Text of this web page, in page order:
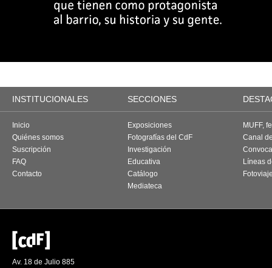
INSTITUCIONALES SECCIONES
Inicio
Quiénes somos
Suscripción
FAQ
Contacto
Exposiciones
Fotografías del CdF
Investigación
Educativa
Catálogo
Mediateca
MUFF,
Canal
Líneas
Av. 18 de Julio 885